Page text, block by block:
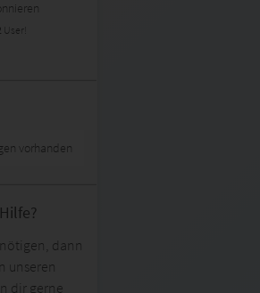
User!
vorhanden
dann
unseren
dir gerne